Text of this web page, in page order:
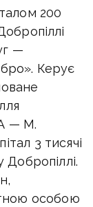
200
—
Керує
— М.
3 тисячі
особою